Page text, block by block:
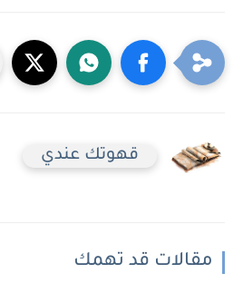
قهوتك عندي
مقالات قد تهمك